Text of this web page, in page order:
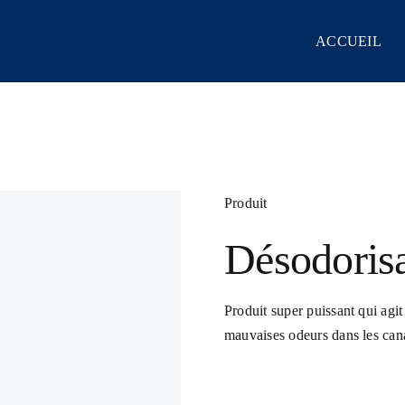
ACCUEIL
Produit
Produit super puissant qui
mauvaises odeurs dans les